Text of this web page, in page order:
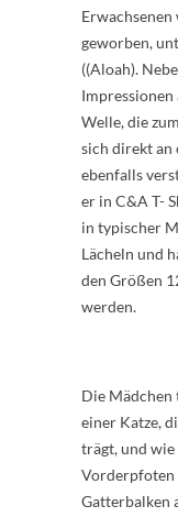
geworben,
((Aloah).
Welle, die
sich direkt an
ebenfalls
er in C&A T-
in typischer
Lächeln und
den Größen
werden.
Die Mädchen
einer Katze,
trägt, und wie
Vorderpfoten
Gatterbalken